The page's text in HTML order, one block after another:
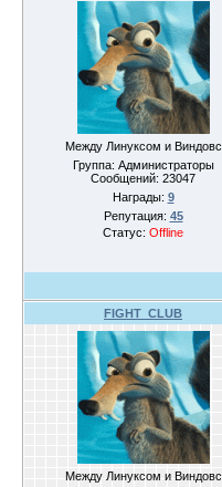
Между Линуксом и Виндовс
Группа: Администраторы
Сообщений: 23047
Награды: 9
Репутация: 45
Статус: Offline
FIGHT_CLUB
Между Линуксом и Виндовс